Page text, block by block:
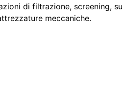
di filtrazione, screening,
meccaniche.